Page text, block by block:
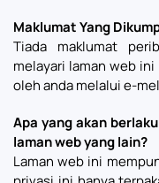
Maklumat Yang
Tiada maklumat
melayari laman web
oleh anda melalui e-
Apa yang akan
laman web yang lain?
Laman web ini